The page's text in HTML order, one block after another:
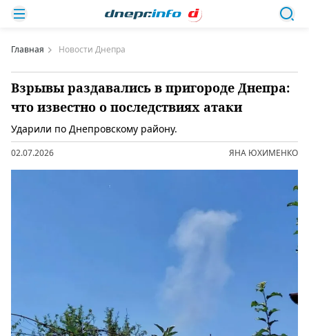
Главная Новости Днепра
Взрывы раздавались в пригороде Днепра:
что известно о последствиях атаки
Ударили по Днепровскому району.
02.07.2026 ЯНА ЮХИМЕНКО